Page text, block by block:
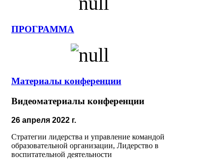
ПРОГРАММА
Материалы конференции
Видеоматериалы конференции
26 апреля 2022 г.
Стратегии лидерства и управление командой
образовательной организации, Лидерство в
воспитательной деятельности